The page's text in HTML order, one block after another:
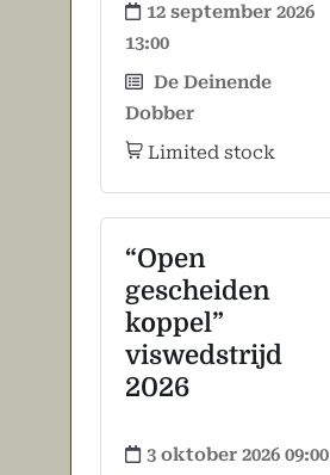
12 september 2026
13:00
De Deinende
Dobber
Limited stock
“Open
gescheiden
koppel”
viswedstrijd
2026
3 oktober 2026 09:00